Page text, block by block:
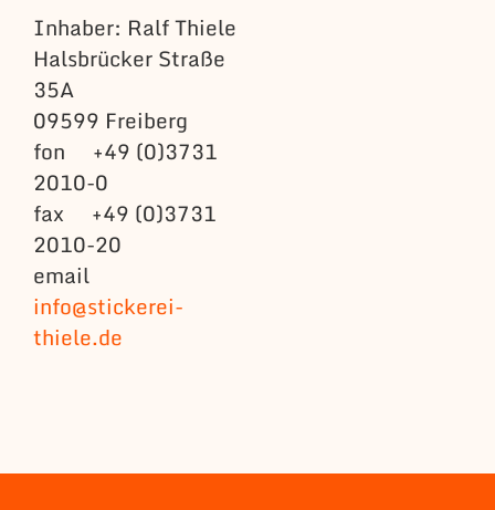
Inhaber: Ralf Thiele
Halsbrücker Straße
35A
09599 Freiberg
fon +49 (0)3731
2010-0
fax +49 (0)3731
2010-20
email
info@stickerei-
thiele.de